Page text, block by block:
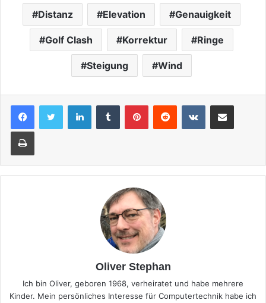
Distanz Elevation Genauigkeit
Golf Clash Korrektur Ringe
Steigung Wind
LinkedInTumblr PinterestReddit VKontakteTeile per E-Mail
Drucken
Oliver Stephan
Ich bin Oliver, geboren 1968, verheiratet und habe mehrere
Kinder. Mein persönliches Interesse für Computertechnik habe ich